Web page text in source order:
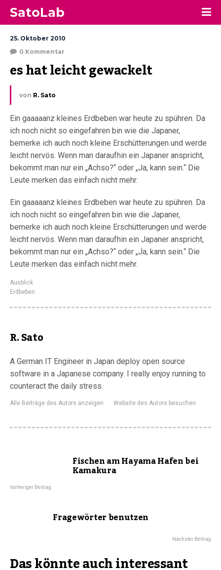
SatoLab
25. Oktober 2010
0 Kommentar
es hat leicht gewackelt
von R. Sato
Ein gaaaaanz kleines Erdbeben war heute zu spühren. Da
ich noch nicht so eingefahren bin wie die Japaner,
bemerke ich auch noch kleine Erschütterungen und werde
leicht nervös. Wenn man daraufhin ein Japaner anspricht,
bekommt man nur ein „Achso?“ oder „Ja, kann sein.“ Die
Leute merken das einfach nicht mehr.
Ein gaaaaanz kleines Erdbeben war heute zu spühren. Da
ich noch nicht so eingefahren bin wie die Japaner,
bemerke ich auch noch kleine Erschütterungen und werde
leicht nervös. Wenn man daraufhin ein Japaner anspricht,
bekommt man nur ein „Achso?“ oder „Ja, kann sein.“ Die
Leute merken das einfach nicht mehr.
Ausblick
Erdbeben
R. Sato
A German IT Engineer in Japan deploy open source
software in a Japanese company. I really enjoy running to
counteract the daily stress.
Alle Beiträge des Autors anzeigen Website des Autors besuchen
Fischen am Hayama Hafen bei
Kamakura
Vorheriger Beitrag
Fragewörter benutzen
Nächster Beitrag
Das könnte auch interessant